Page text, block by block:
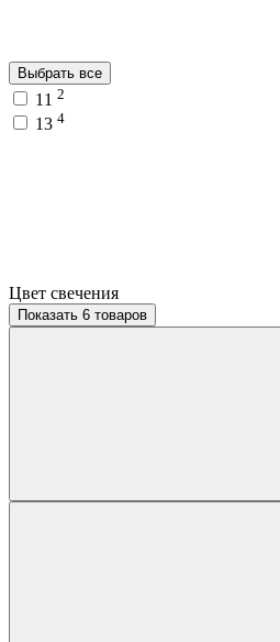
Выбрать все
11 2
13 4
Цвет свечения
Показать 6 товаров